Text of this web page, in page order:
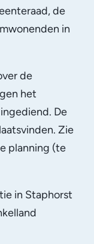
i
n
x
t
e
n
de
in
de
het
De
Zie
planning (te
in Staphorst